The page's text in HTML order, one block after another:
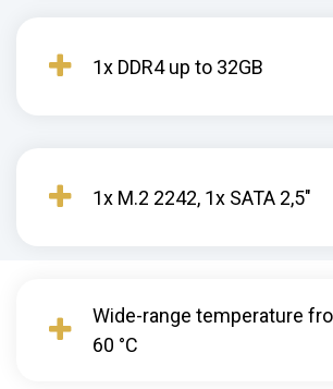
1x DDR4 up to 32GB
1x M.2 2242, 1x SATA 2,5"
Wide-range temperature
60 °C